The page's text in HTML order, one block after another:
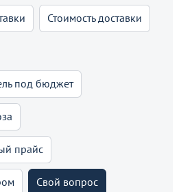
Стоимость доставки
под бюджет
прайс
Свой вопрос